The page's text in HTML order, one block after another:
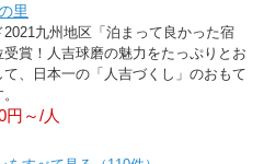
里
2021九州地区「泊まって良かった宿
受賞！人吉球磨の魅力をたっぷりとお
、日本一の「人吉づくし」のおもて
円～/人